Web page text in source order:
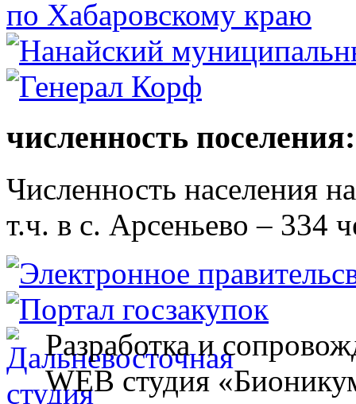
численность поселения:
Численность населения
т.ч. в с. Арсеньево – 334
Разработка и
WEB студия